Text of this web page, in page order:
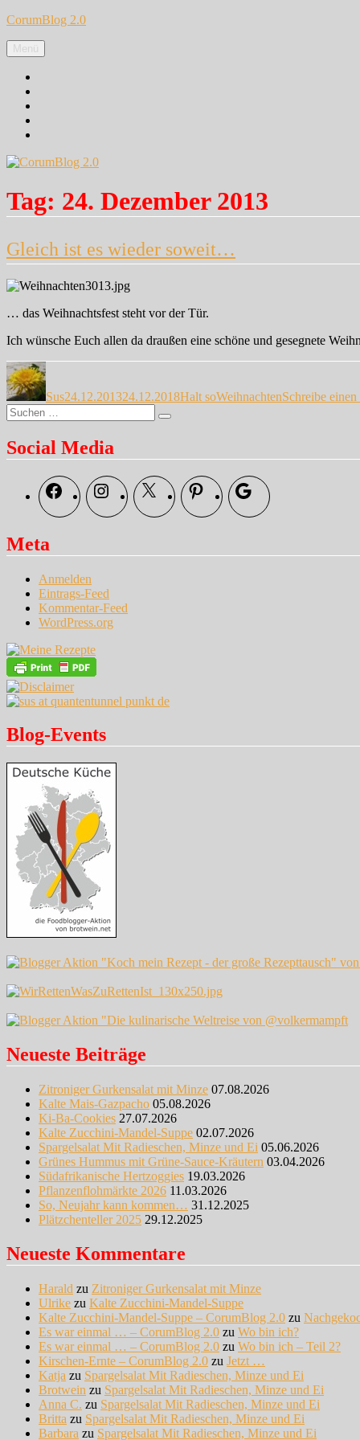
Zum
springen
CorumBlog 2.0
Menü
Tag: 24. Dezember 2013
Gleich ist es wieder soweit…
… das Weihnachtsfest steht vor der Tür.
Ich wünsche Euch allen da draußen eine schöne und gesegnete
Autor
Sus24.12.201324.12.2018Halt soWeihnachtenSchreibe
Suche
nach:
Suchen
Social Media
FacebookInstagramX Pinterest Google
Meta
Anmelden
Eintrags-Feed
Kommentar-Feed
WordPress.org
Blog-Events
Neueste Beiträge
Zitroniger Gurkensalat mit Minze 07.08.2026
Kalte Mais-Gazpacho 05.08.2026
Ki-Ba-Cookies 27.07.2026
Kalte Zucchini-Mandel-Suppe 02.07.2026
Spargelsalat Mit Radieschen, Minze und Ei 05.06.2026
Grünes Hummus mit Grüne-Sauce-Kräutern 03.04.2026
Südafrikanische Hertzoggies 19.03.2026
Pflanzenflohmärkte 2026 11.03.2026
So, Neujahr kann kommen… 31.12.2025
Plätzchenteller 2025 29.12.2025
Neueste Kommentare
Harald zu Zitroniger Gurkensalat mit Minze
Ulrike zu Kalte Zucchini-Mandel-Suppe
Kalte Zucchini-Mandel-Suppe – CorumBlog 2.0 zu
Es war einmal … – CorumBlog 2.0 zu Wo bin ich?
Es war einmal … – CorumBlog 2.0 zu Wo bin ich – Teil 2?
Kirschen-Ernte – CorumBlog 2.0 zu Jetzt …
Katja zu Spargelsalat Mit Radieschen, Minze und Ei
Brotwein zu Spargelsalat Mit Radieschen, Minze und Ei
Anna C. zu Spargelsalat Mit Radieschen, Minze und Ei
Britta zu Spargelsalat Mit Radieschen, Minze und Ei
Barbara zu Spargelsalat Mit Radieschen, Minze und Ei